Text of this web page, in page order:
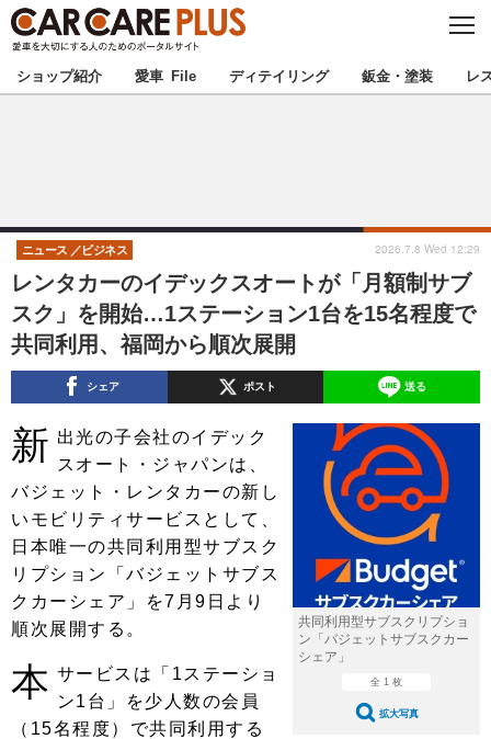
C
S
E
★カーケアプラス認定★ 厳選プロショップを地域から探す
甲信越 北陸
東海 関西
中国
九州 沖縄
注目の記事
ショップレポート 愛車 File
自動車豆知識 ストップ！不具合修理＆粗悪修理
鈑金・塗装
ディテイリング
ディテイリング 洗車
ヘッドライト磨き コーティング
フィルム・ラッピング
鈑金・塗装
特集記事
ストップ 不具合修理＆粗悪修理
カーメーカー「旧車」関連プロジェ
コラム
ショップ紹介
ショップレポート プロショップ検索
レストア
カーメーカー「旧車」関連プロジ
コラム
イベント
ショップ紹介 愛車 File ディテイリング 鈑金・塗装 レ
レンタカーのイデックスオートが「月額制サブ
スク」を開始…1ステーション1台を15名程度で
共同利用、福岡から順次展開
ニュース ビジネス 2026.7.8 Wed 12:29
シェア ポスト 送る
共同利用型サブスクリプショ
ン「バジェットサブスクカー
シェア」
全 1 枚
拡大写真
新 出光の子会社のイデック
スオート・ジャパンは、
バジェット・レンタカーの新し
いモビリティサービスとして、
日本唯一の共同利用型サブスク
リプション「バジェットサブス
クカーシェア」を7月9日より
順次展開する。
本 サービスは「1ステーショ
ン1台」を少人数の会員
（15名程度）で共同利用する